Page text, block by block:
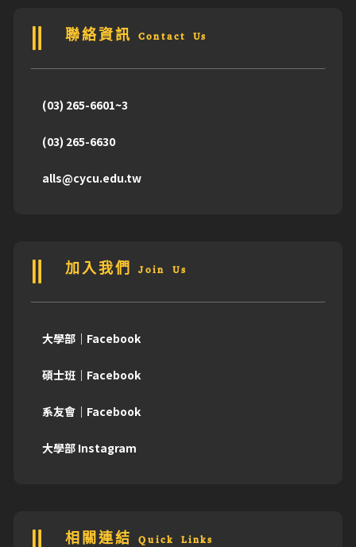
聯絡資訊 Contact Us
(03) 265-6601~3
(03) 265-6630
alls@cycu.edu.tw
加入我們 Join Us
大學部｜Facebook
碩士班｜Facebook
系友會｜Facebook
大學部 Instagram
相關連結 Quick Links